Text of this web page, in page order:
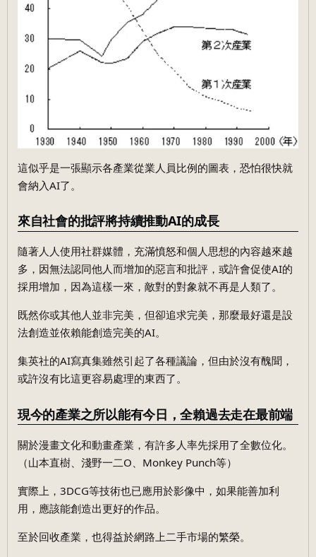
這似乎是一張顯示各產業從業人員比例的圖表，恐怕很快就
會納入AI了。
來自社會的批評將持續推動AI的成長
隨著人人使用社群媒體，充滿憤怒和個人思想的內容越來越
多，因無法認同他人而增加的惡言和批評，或許會促使AI的
採用增加，因為這樣一來，敵對的對象就不再是人類了。
既然你或其他人並非完美，但卻追求完美，那麼最好還是設
法創造並依賴能創造完美的AI。
集英社的AI寫真集雖然引起了各種議論，但由於沒有醜聞，
或許沒有比這更容易處理的東西了。
現今的產業之所以能有今日，全賴過去走在最前端
關於漫畫文化和動畫產業，有許多人率先採用了全數位化。
（山本直樹、淺野一二O、Monkey Punch等）
實際上，3DCG等技術也已應用於影像中，如果能善加利
用，應該能創造出更好的作品。
至於回收產業，也得益於網路上二手市場的繁榮。